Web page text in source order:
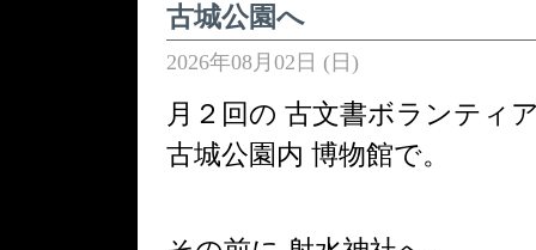
古城公園へ
2026年08月02日 (日)
月２回の 古文書ボランティ
古城公園内 博物館で。